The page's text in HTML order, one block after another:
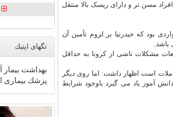
مسن تر و دارای ریسک بالا منتقل
بود که حیدرنیا بر لزوم تأمین آن
مشکلات ناشی از کرونا به حداقل
است اظهار داشت: اما روی دیگر
آموز یاد می گیرد باوجود شرایط
تگهای اپتیك
بهداشت بیمار
پزشك بیماری